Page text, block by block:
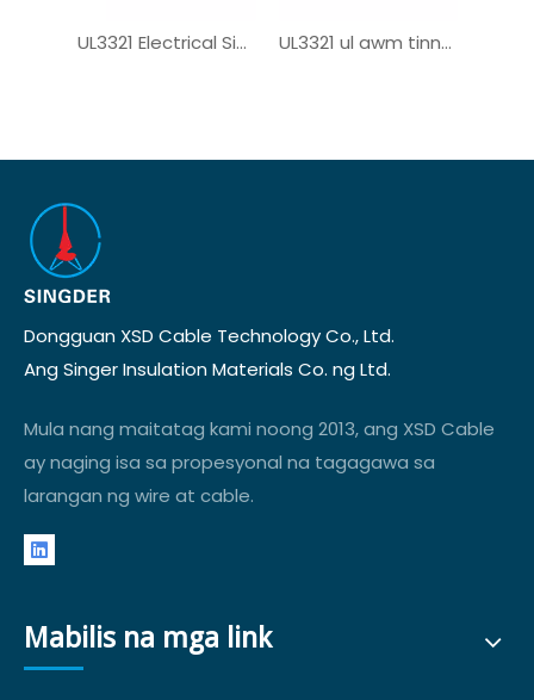
UL3321 Electrical Single Core XLPE Wire UL3321 ul awm tinned tanso PV wire
Dongguan XSD Cable Technology Co., Ltd.
Ang Singer Insulation Materials Co. ng Ltd.
Mula nang maitatag kami noong 2013, ang XSD Cable
ay naging isa sa propesyonal na tagagawa sa
larangan ng wire at cable.
Mabilis na mga link